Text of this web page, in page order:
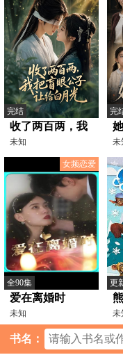
完结
收了两百两，我
把盲眼公子让给
白月光
未知
完
我
未
女频恋爱
全90集
爱在离婚时
未知
更
翻
未
书名：